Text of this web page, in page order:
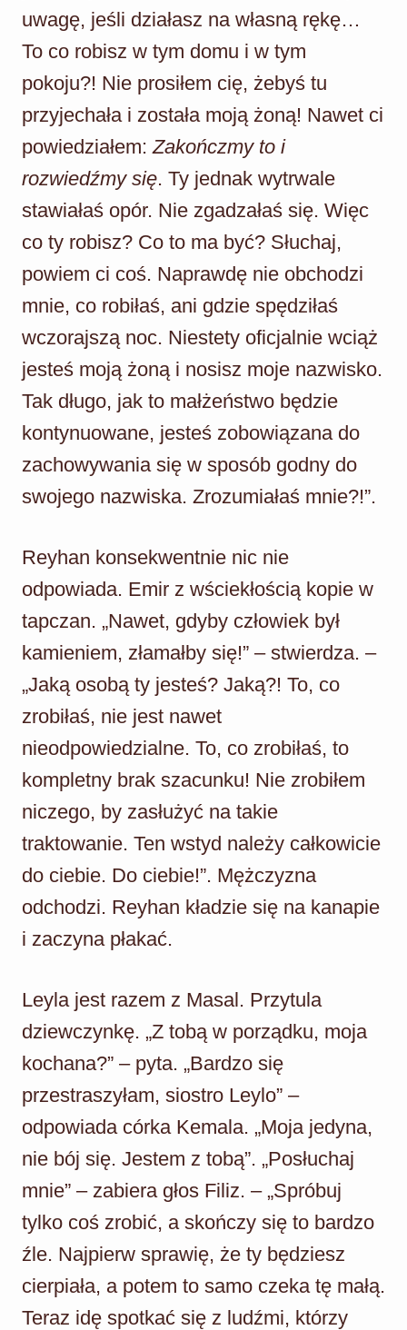
uwagę, jeśli działasz na własną rękę…
To co robisz w tym domu i w tym
pokoju?! Nie prosiłem cię, żebyś tu
przyjechała i została moją żoną! Nawet ci
powiedziałem:Zakończmy to i
rozwiedźmy się. Ty jednak wytrwale
stawiałaś opór. Nie zgadzałaś się. Więc
co ty robisz? Co to ma być? Słuchaj,
powiem ci coś. Naprawdę nie obchodzi
mnie, co robiłaś, ani gdzie spędziłaś
wczorajszą noc. Niestety oficjalnie wciąż
jesteś moją żoną i nosisz moje nazwisko.
Tak długo, jak to małżeństwo będzie
kontynuowane, jesteś zobowiązana do
zachowywania się w sposób godny do
swojego nazwiska. Zrozumiałaś mnie?!”.
Reyhan konsekwentnie nic nie
odpowiada. Emir z wściekłością kopie w
tapczan. „Nawet, gdyby człowiek był
kamieniem, złamałby się!” – stwierdza. –
„Jaką osobą ty jesteś? Jaką?! To, co
zrobiłaś, nie jest nawet
nieodpowiedzialne. To, co zrobiłaś, to
kompletny brak szacunku! Nie zrobiłem
niczego, by zasłużyć na takie
traktowanie. Ten wstyd należy całkowicie
do ciebie. Do ciebie!”. Mężczyzna
odchodzi. Reyhan kładzie się na kanapie
i zaczyna płakać.
Leyla jest razem z Masal. Przytula
dziewczynkę. „Z tobą w porządku, moja
kochana?” – pyta. „Bardzo się
przestraszyłam, siostro Leylo” –
odpowiada córka Kemala. „Moja jedyna,
nie bój się. Jestem z tobą”. „Posłuchaj
mnie” – zabiera głos Filiz. – „Spróbuj
tylko coś zrobić, a skończy się to bardzo
źle. Najpierw sprawię, że ty będziesz
cierpiała, a potem to samo czeka tę małą.
Teraz idę spotkać się z ludźmi, którzy